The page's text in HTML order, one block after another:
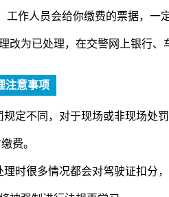
工作人员会给你缴费的票据，一
改为已处理，在交警网上银行、
注意事项
规定不同，对于现场或非现场处
费。
理时很多情况都会对驾驶证扣分